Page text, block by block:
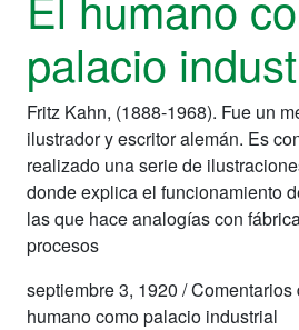
palacio
Fritz Kahn, (1888-1968). Fue un
ilustrador y escritor alemán. Es
realizado una serie de
donde explica el funcionamiento
las que hace analogías con
procesos
septiembre 3, 1920 /Comentarios
humano como palacio industrial